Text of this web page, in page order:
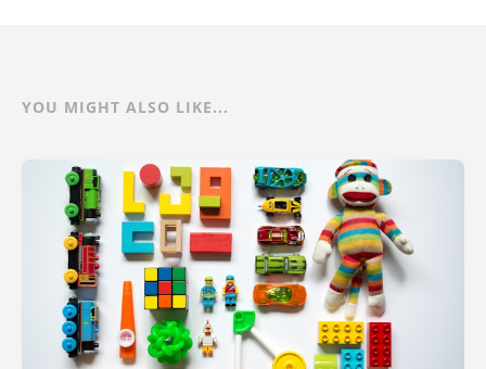
YOU MIGHT ALSO LIKE...